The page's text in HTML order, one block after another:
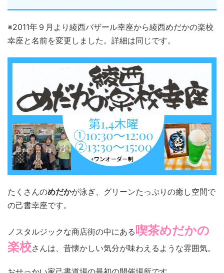
※2011年９月より綾西バザール幸座から綾西めだかの楽校
幸座と名前を変更しました。詳細は同じです。
たくさんのめだかが泳ぎ、グリーンたっぷりの癒し空間で
の己書幸座です。
ノスタルジックな商店街の中にある喫茶めだかの
楽校さんは、昔懐かしい気分が味わえるような雰囲気。